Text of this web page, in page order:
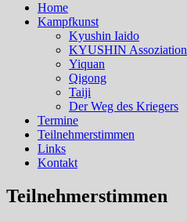
Home
Kampfkunst
Kyushin Iaido
KYUSHIN Assoziation
Yiquan
Qigong
Taiji
Der Weg des Kriegers
Termine
Teilnehmerstimmen
Links
Kontakt
Teilnehmerstimmen